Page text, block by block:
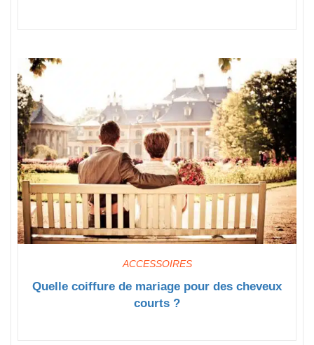
ACCESSOIRES
Quelle coiffure de mariage pour des cheveux
courts ?